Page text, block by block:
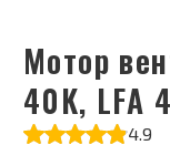
Мотор вентилятора Navien LST
40K, LFA
4.9